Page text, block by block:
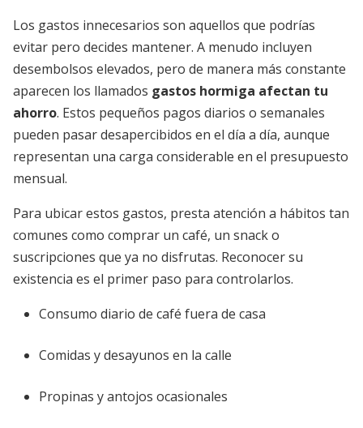
Los gastos innecesarios son aquellos que podrías
evitar pero decides mantener. A menudo incluyen
desembolsos elevados, pero de manera más constante
aparecen los llamados gastos hormiga afectan tu
ahorro. Estos pequeños pagos diarios o semanales
pueden pasar desapercibidos en el día a día, aunque
representan una carga considerable en el presupuesto
mensual.
Para ubicar estos gastos, presta atención a hábitos tan
comunes como comprar un café, un snack o
suscripciones que ya no disfrutas. Reconocer su
existencia es el primer paso para controlarlos.
Consumo diario de café fuera de casa
Comidas y desayunos en la calle
Propinas y antojos ocasionales